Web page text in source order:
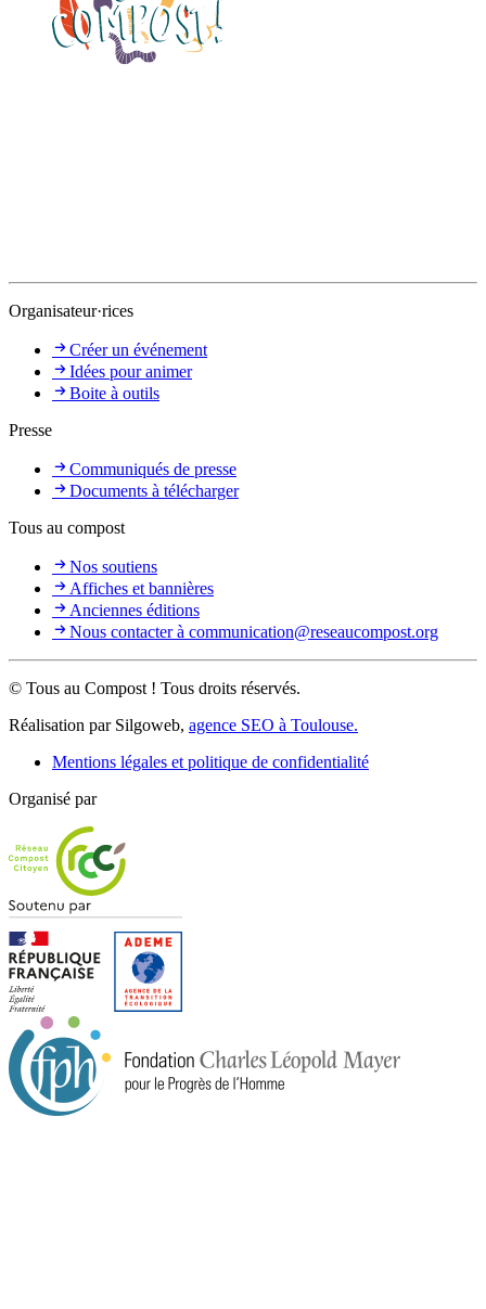
Organisateur·rices
Créer un événement
Idées pour animer
Boite à outils
Presse
Communiqués de presse
Documents à télécharger
Tous au compost
Nos soutiens
Affiches et bannières
Anciennes éditions
Nous contacter à communication@reseaucompost.org
© Tous au Compost ! Tous droits réservés.
Réalisation par Silgoweb, agence SEO à Toulouse.
Mentions légales et politique de confidentialité
Organisé par